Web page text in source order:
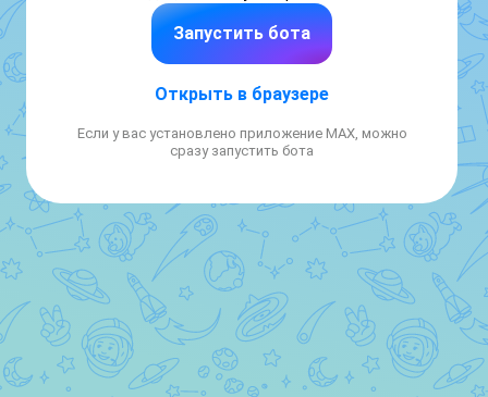
Запустить бота
Открыть в браузере
Если у вас установлено приложение MAX, можно
сразу запустить бота